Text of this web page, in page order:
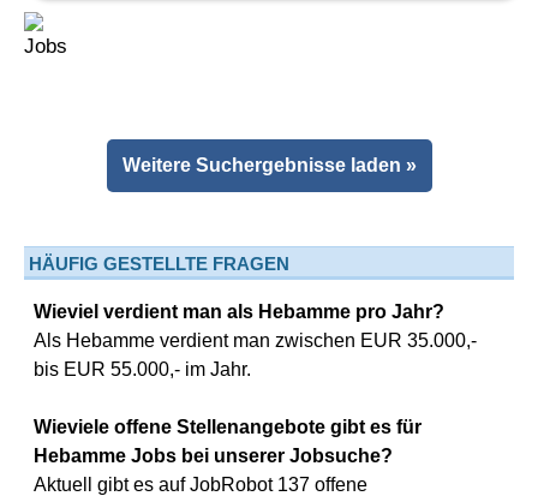
Weitere Suchergebnisse laden »
HÄUFIG GESTELLTE FRAGEN
Wieviel verdient man als Hebamme pro Jahr?
Als Hebamme verdient man zwischen EUR 35.000,-
bis EUR 55.000,- im Jahr.
Wieviele offene Stellenangebote gibt es für
Hebamme Jobs bei unserer Jobsuche?
Aktuell gibt es auf JobRobot 137 offene